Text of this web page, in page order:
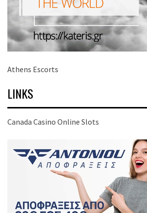
Athens Escorts
LINKS
Canada Casino Online Slots